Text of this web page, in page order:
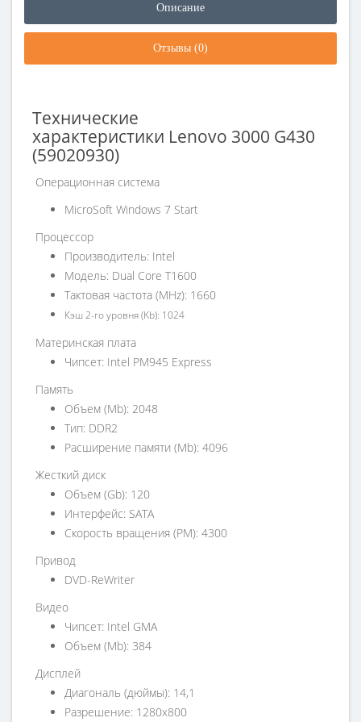
Описание
Отзывы (0)
Технические
характеристики Lenovo 3000 G430
(59020930)
Операционная система
MicroSoft Windows 7 Start
Процессор
Производитель: Intel
Модель: Dual Core T1600
Тактовая частота (MHz): 1660
Кэш 2-го уровня (Kb): 1024
Материнская плата
Чипсет: Intel PM945 Express
Память
Объем (Mb): 2048
Тип: DDR2
Расширение памяти (Mb): 4096
Жесткий диск
Объем (Gb): 120
Интерфейс: SATA
Скорость вращения (PM): 4300
Привод
DVD-ReWriter
Видео
Чипсет: Intel GMA
Объем (Mb): 384
Дисплей
Диагональ (дюймы): 14,1
Разрешение: 1280x800